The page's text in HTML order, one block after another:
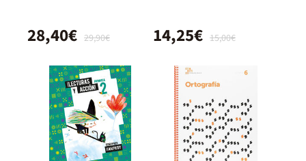
29,90€
28,40€ 15,00€
14,25€